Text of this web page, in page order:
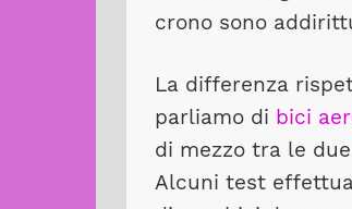
crono sono
La differenza
parliamo di bici
di mezzo tra le
Alcuni test